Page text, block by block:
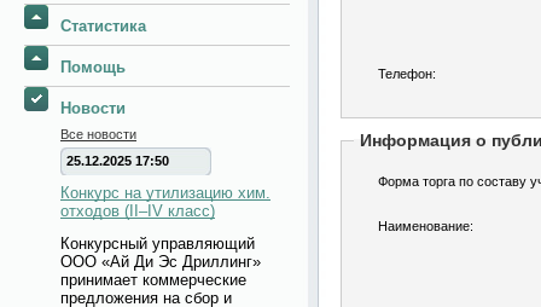
Статистика
Помощь
Новости
Все новости
25.12.2025 17:50
Конкурс на утилизацию хим.
отходов (II–IV класс)
Конкурсный управляющий
ООО «Ай Ди Эс Дриллинг»
принимает коммерческие
предложения на сбор и
Телефон:
Информация о
Форма торга по составу
Наименование: